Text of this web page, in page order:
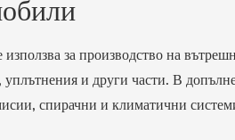
за производство на
и други части. В
спирачни и климатични